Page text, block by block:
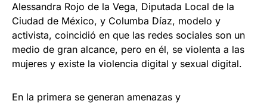
Alessandra Rojo de la Vega, Diputada Local de la
Ciudad de México, y Columba Díaz, modelo y
activista, coincidió en que las redes sociales son un
medio de gran alcance, pero en él, se violenta a las
mujeres y existe la violencia digital y sexual digital.
En la primera se generan amenazas y